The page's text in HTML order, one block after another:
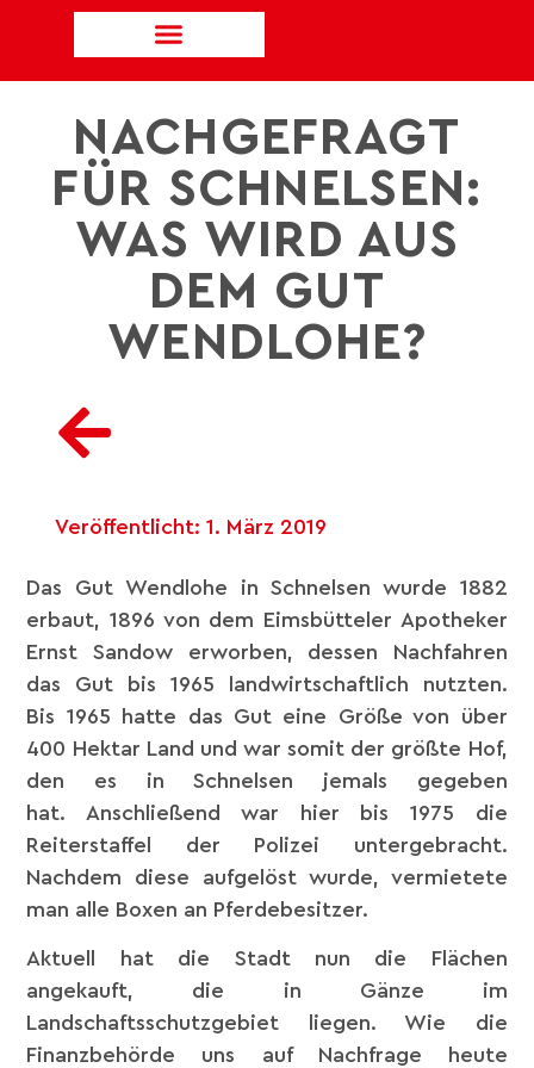
NACHGEFRAGT
FÜR SCHNELSEN:
WAS WIRD AUS
DEM GUT
WENDLOHE?
Veröffentlicht: 1. März 2019
Das Gut Wendlohe in Schnelsen wurde 1882
erbaut, 1896 von dem Eimsbütteler Apotheker
Ernst Sandow erworben, dessen Nachfahren
das Gut bis 1965 landwirtschaftlich nutzten.
Bis 1965 hatte das Gut eine Größe von über
400 Hektar Land und war somit der größte Hof,
den es in Schnelsen jemals gegeben
hat. Anschließend war hier bis 1975 die
Reiterstaffel der Polizei untergebracht.
Nachdem diese aufgelöst wurde, vermietete
man alle Boxen an Pferdebesitzer.
Aktuell hat die Stadt nun die Flächen
angekauft, die in Gänze im
Landschaftsschutzgebiet liegen. Wie die
Finanzbehörde uns auf Nachfrage heute